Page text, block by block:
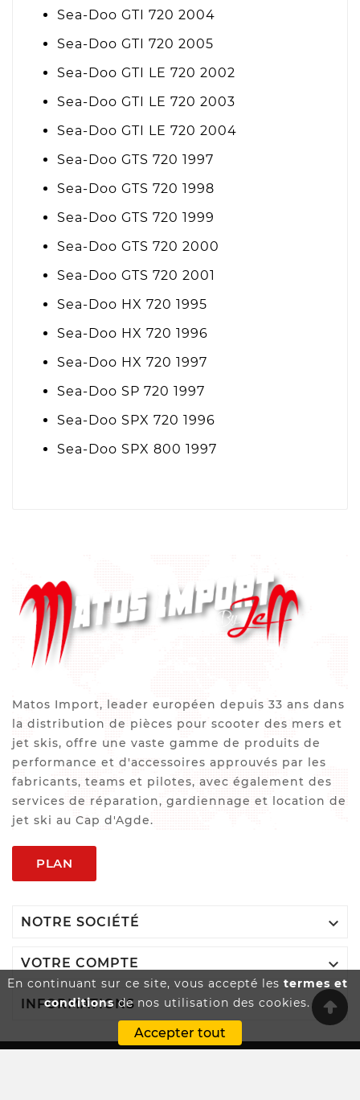
En continuant sur ce site, vous accepté les termes et
conditionsde nos utilisation des cookies.
Accepter tout
Sea-Doo GTI 720 2004
Sea-Doo GTI 720 2005
Sea-Doo GTI LE 720 2002
Sea-Doo GTI LE 720 2003
Sea-Doo GTI LE 720 2004
Sea-Doo GTS 720 1997
Sea-Doo GTS 720 1998
Sea-Doo GTS 720 1999
Sea-Doo GTS 720 2000
Sea-Doo GTS 720 2001
Sea-Doo HX 720 1995
Sea-Doo HX 720 1996
Sea-Doo HX 720 1997
Sea-Doo SP 720 1997
Sea-Doo SPX 720 1996
Sea-Doo SPX 800 1997
Matos Import, leader européen depuis 33 ans dans
la distribution de pièces pour scooter des mers et
jet skis, offre une vaste gamme de produits de
performance et d'accessoires approuvés par les
fabricants, teams et pilotes, avec également des
services de réparation, gardiennage et location de
jet ski au Cap d'Agde.
PLAN
NOTRE SOCIÉTÉ 
VOTRE COMPTE 
INFORMATIONS 